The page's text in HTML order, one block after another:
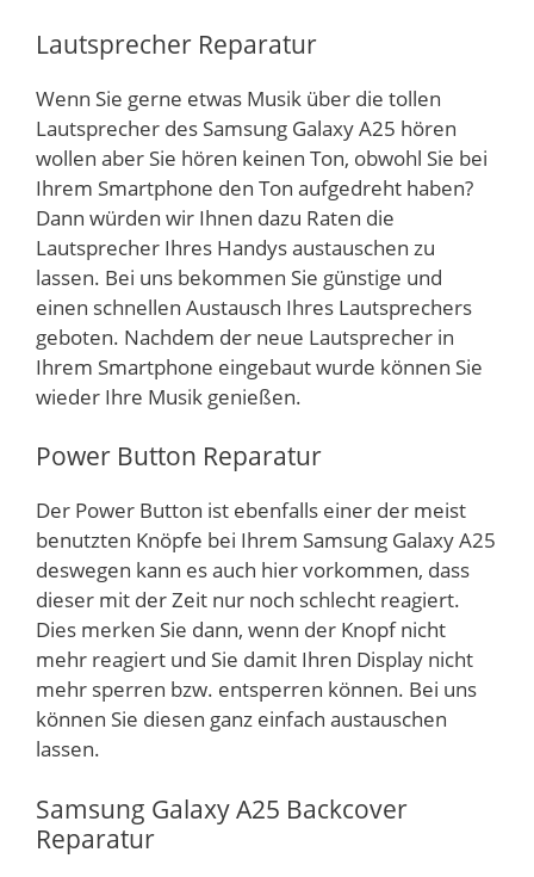
Lautsprecher Reparatur
Wenn Sie gerne etwas Musik über die tollen
Lautsprecher des Samsung Galaxy A25 hören
wollen aber Sie hören keinen Ton, obwohl Sie bei
Ihrem Smartphone den Ton aufgedreht haben?
Dann würden wir Ihnen dazu Raten die
Lautsprecher Ihres Handys austauschen zu
lassen. Bei uns bekommen Sie günstige und
einen schnellen Austausch Ihres Lautsprechers
geboten. Nachdem der neue Lautsprecher in
Ihrem Smartphone eingebaut wurde können Sie
wieder Ihre Musik genießen.
Power Button Reparatur
Der Power Button ist ebenfalls einer der meist
benutzten Knöpfe bei Ihrem Samsung Galaxy A25
deswegen kann es auch hier vorkommen, dass
dieser mit der Zeit nur noch schlecht reagiert.
Dies merken Sie dann, wenn der Knopf nicht
mehr reagiert und Sie damit Ihren Display nicht
mehr sperren bzw. entsperren können. Bei uns
können Sie diesen ganz einfach austauschen
lassen.
Samsung Galaxy A25 Backcover
Reparatur